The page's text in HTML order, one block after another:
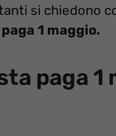
si chiedono
1 maggio.
paga